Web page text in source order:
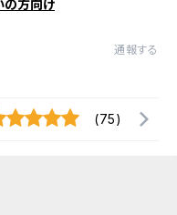
の方向け
通報する
(75)